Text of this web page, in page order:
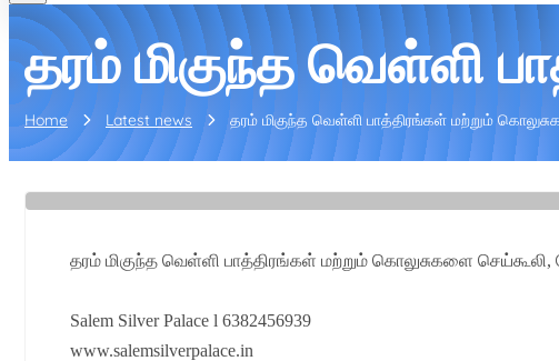
தரம் மிகுந்த வெள்ளி
Home Latest news தரம் மிகுந்த வெள்ளி பாத்திரங்கள் மற்றும்
தரம் மிகுந்த வெள்ளி பாத்திரங்கள் மற்றும் கொலுசுகளை செய்கூலி,
Salem Silver Palace l 6382456939
www.salemsilverpalace.in